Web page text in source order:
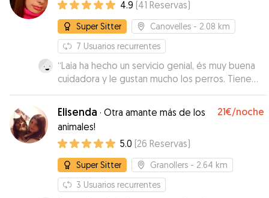
4.9 (41 Reservas)
Super Sitter Canovelles - 2.08 km
7 Usuarios recurrentes
“Laia ha hecho un servicio genial, és muy buena
cuidadora y le gustan mucho los perros. Tiene
muy buena relacion con ellos.”
Elisenda · Otra amante más de los
animales!
21€/noche
5.0 (26 Reservas)
Super Sitter Granollers - 2.64 km
3 Usuarios recurrentes